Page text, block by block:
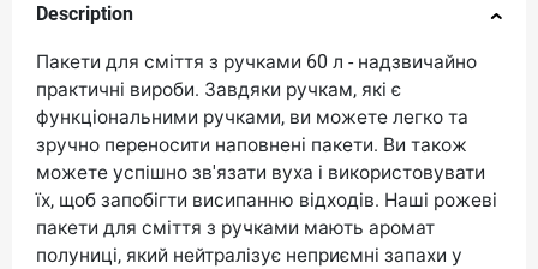
Description
Пакети для сміття з ручками 60 л - надзвичайно
практичні вироби. Завдяки ручкам, які є
функціональними ручками, ви можете легко та
зручно переносити наповнені пакети. Ви також
можете успішно зв'язати вуха і використовувати
їх, щоб запобігти висипанню відходів. Наші рожеві
пакети для сміття з ручками мають аромат
полуниці, який нейтралізує неприємні запахи у